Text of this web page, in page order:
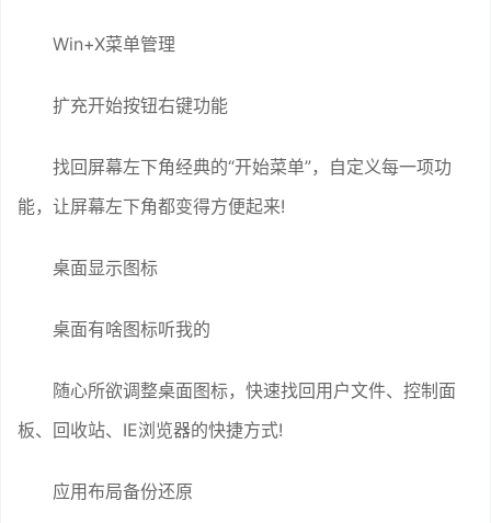
Win+X菜单管理
扩充开始按钮右键功能
找回屏幕左下角经典的“开始菜单”，自定义每一项功
能，让屏幕左下角都变得方便起来!
桌面显示图标
桌面有啥图标听我的
随心所欲调整桌面图标，快速找回用户文件、控制面
板、回收站、IE浏览器的快捷方式!
应用布局备份还原